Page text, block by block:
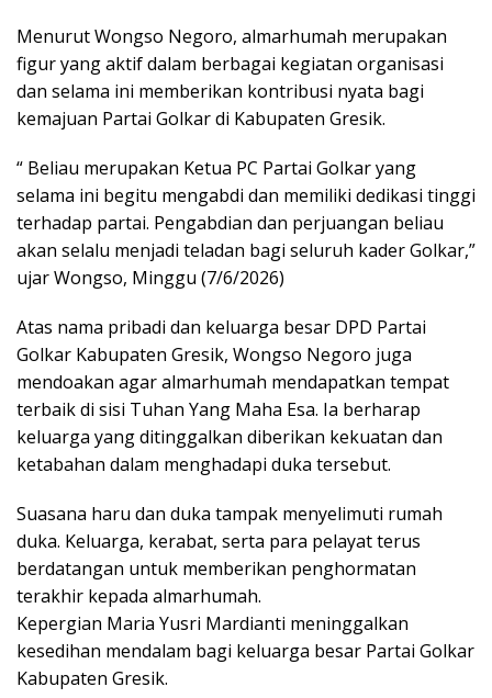
Menurut Wongso Negoro, almarhumah merupakan
figur yang aktif dalam berbagai kegiatan organisasi
dan selama ini memberikan kontribusi nyata bagi
kemajuan Partai Golkar di Kabupaten Gresik.
“ Beliau merupakan Ketua PC Partai Golkar yang
selama ini begitu mengabdi dan memiliki dedikasi tinggi
terhadap partai. Pengabdian dan perjuangan beliau
akan selalu menjadi teladan bagi seluruh kader Golkar,”
ujar Wongso, Minggu (7/6/2026)
Atas nama pribadi dan keluarga besar DPD Partai
Golkar Kabupaten Gresik, Wongso Negoro juga
mendoakan agar almarhumah mendapatkan tempat
terbaik di sisi Tuhan Yang Maha Esa. Ia berharap
keluarga yang ditinggalkan diberikan kekuatan dan
ketabahan dalam menghadapi duka tersebut.
Suasana haru dan duka tampak menyelimuti rumah
duka. Keluarga, kerabat, serta para pelayat terus
berdatangan untuk memberikan penghormatan
terakhir kepada almarhumah.
Kepergian Maria Yusri Mardianti meninggalkan
kesedihan mendalam bagi keluarga besar Partai Golkar
Kabupaten Gresik.